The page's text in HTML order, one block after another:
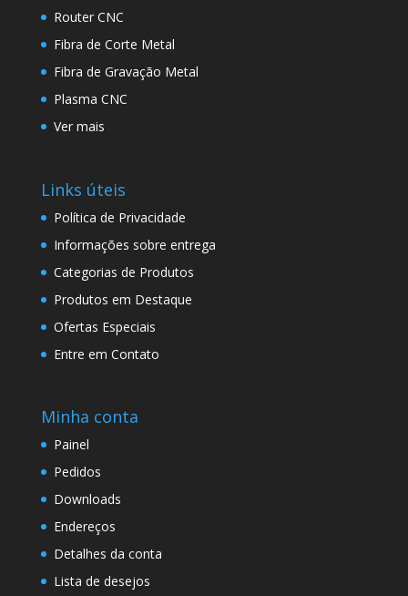
Router CNC
Fibra de Corte Metal
Fibra de Gravação Metal
Plasma CNC
Ver mais
Links úteis
Política de Privacidade
Informações sobre entrega
Categorias de Produtos
Produtos em Destaque
Ofertas Especiais
Entre em Contato
Minha conta
Painel
Pedidos
Downloads
Endereços
Detalhes da conta
Lista de desejos